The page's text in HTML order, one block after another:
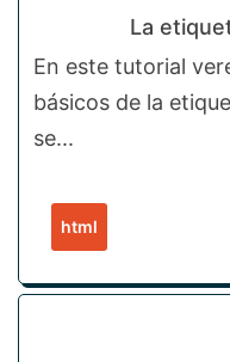
La
En este tutorial
básicos de la
se...
html